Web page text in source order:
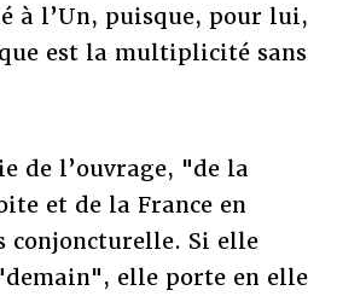
à l’Un, puisque, pour lui,
est la multiplicité sans
de l’ouvrage, "de la
et de la France en
conjoncturelle. Si elle
elle porte en elle